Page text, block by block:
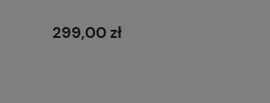
299,00 zł